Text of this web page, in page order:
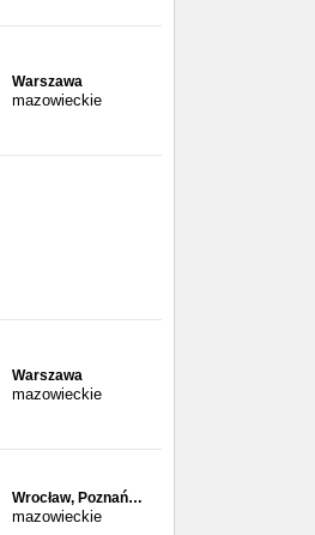
Warszawa
mazowieckie
Warszawa
mazowieckie
Wrocław, Poznań…
mazowieckie